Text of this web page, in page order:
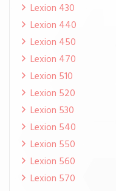
Lexion 430
Lexion 440
Lexion 450
Lexion 470
Lexion 510
Lexion 520
Lexion 530
Lexion 540
Lexion 550
Lexion 560
Lexion 570